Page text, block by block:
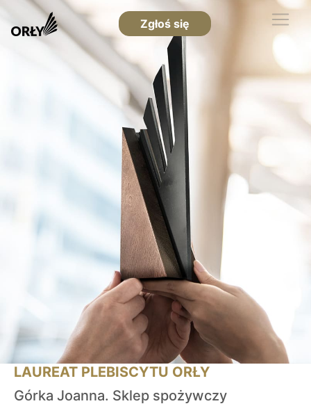
Zgłoś się
LAUREAT PLEBISCYTU ORŁY
Górka Joanna. Sklep spożywczy